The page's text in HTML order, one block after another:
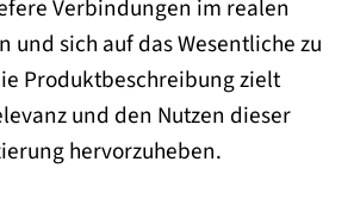
Verbindungen im realen
und sich auf das Wesentliche zu
Produktbeschreibung zielt
und den Nutzen dieser
hervorzuheben.